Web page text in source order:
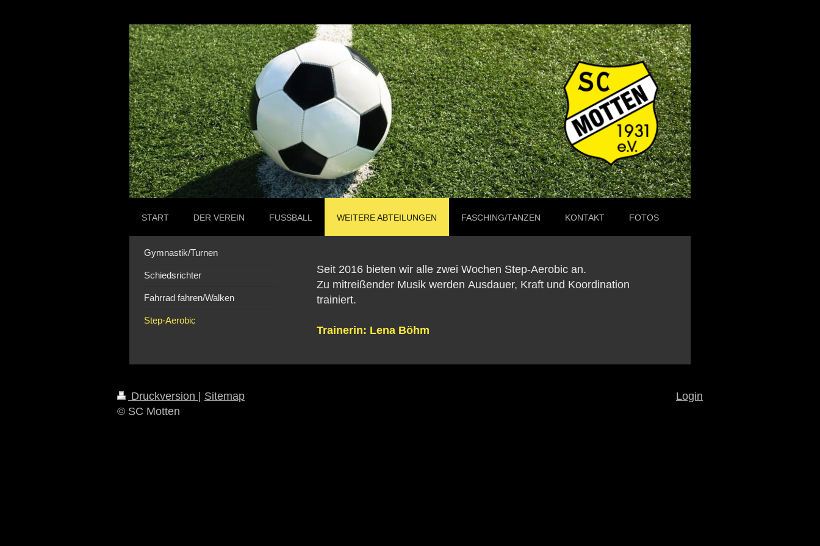
START DER VEREIN FUSSBALL WEITERE ABTEILUNGEN FASCHING/TANZEN KONTAKT FOTOS
Seit 2016 bieten wir alle zwei Wochen Step-Aerobic an.
Zu mitreißender Musik werden Ausdauer, Kraft und Koordination
trainiert.
Trainerin: Lena Böhm
Gymnastik/Turnen
Schiedsrichter
Fahrrad fahren/Walken
Step-Aerobic
Druckversion
Sitemap
© SC Motten
Login